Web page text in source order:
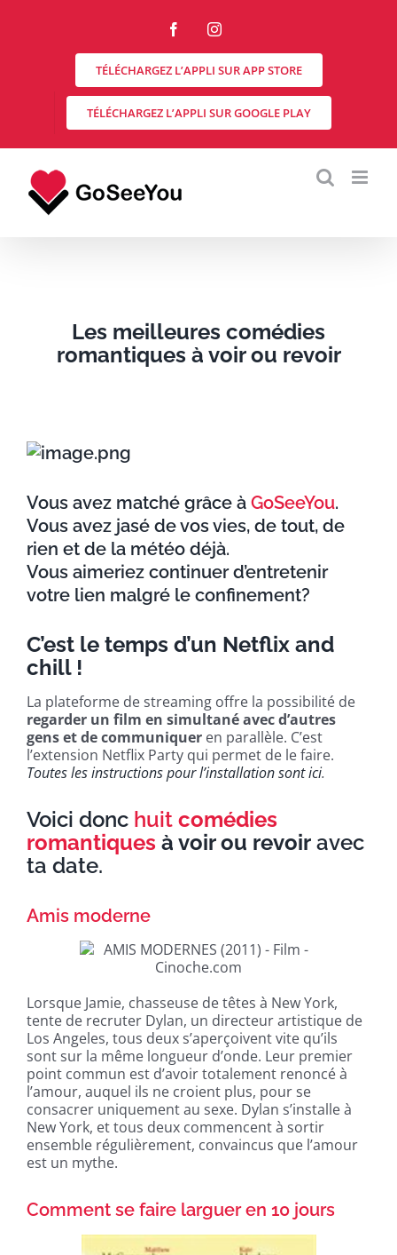
FacebookInstagram
TÉLÉCHARGEZ L’APPLI SUR APP STORE
TÉLÉCHARGEZ L’APPLI SUR GOOGLE PLAY
Les meilleures comédies
romantiques à voir ou revoir
Vous avez matché grâce à GoSeeYou.
Vous avez jasé de vos vies, de tout, de
rien et de la météo déjà.
Vous aimeriez continuer d’entretenir
votre lien malgré le confinement?
C’est le temps d’un Netflix and
chill !
La plateforme de streaming offre la possibilité de
regarder un film en simultané avec d’autres
gens et de communiquer en parallèle. C’est
l’extension Netflix Party qui permet de le faire.
Toutes les instructions pour l’installation sont ici.
Voici donc huit comédies
romantiques à voir ou revoir avec
ta date.
Amis moderne
Lorsque Jamie, chasseuse de têtes à New York,
tente de recruter Dylan, un directeur artistique de
Los Angeles, tous deux s’aperçoivent vite qu’ils
sont sur la même longueur d’onde. Leur premier
point commun est d’avoir totalement renoncé à
l’amour, auquel ils ne croient plus, pour se
consacrer uniquement au sexe. Dylan s’installe à
New York, et tous deux commencent à sortir
ensemble régulièrement, convaincus que l’amour
est un mythe.
Comment se faire larguer en 10 jours